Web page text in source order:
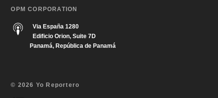
OPM CORPORATION
Via España 1280
Edificio Orion, Suite 7D
Panamá, República de Panamá
© 2026 Yo Reportero